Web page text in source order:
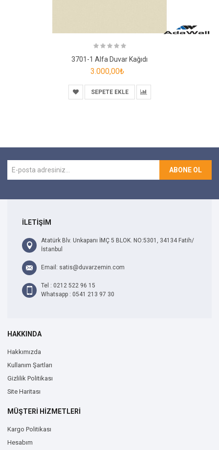
3701-1 Alfa Duvar Kağıdı
3.000,00₺
SEPETE EKLE
ABONE OL
İLETİŞİM
Atatürk Blv. Unkapanı İMÇ 5 BLOK. NO:5301, 34134 Fatih/
İstanbul
Email: satis@duvarzemin.com
Tel : 0212 522 96 15
Whatsapp : 0541 213 97 30
HAKKINDA
Hakkımızda
Kullanım Şartları
Gizlilik Politikası
Site Haritası
MÜŞTERİ HİZMETLERİ
Kargo Politikası
Hesabım